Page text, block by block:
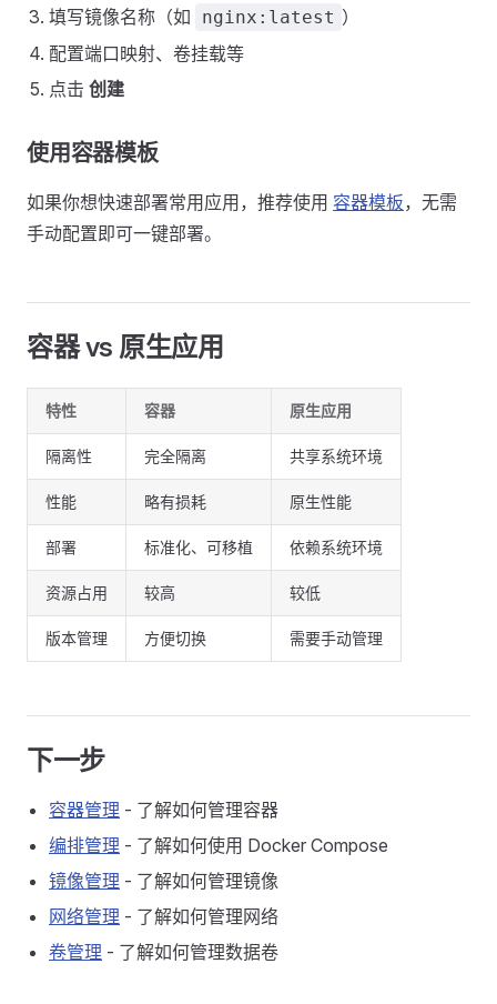
填写镜像名称（如
nginx:latest ）
配置端口映射、卷挂载等
点击 创建
使用容器模板
如果你想快速部署常用应用，推荐使用 容器模板，无需
手动配置即可一键部署。
容器 vs 原生应用
特性 容器 原生应用
隔离性 完全隔离 共享系统环境
性能 略有损耗 原生性能
部署 标准化、可移植 依赖系统环境
资源占用 较高 较低
版本管理 方便切换 需要手动管理
下一步
容器管理 - 了解如何管理容器
编排管理 - 了解如何使用 Docker Compose
镜像管理 - 了解如何管理镜像
网络管理 - 了解如何管理网络
卷管理 - 了解如何管理数据卷